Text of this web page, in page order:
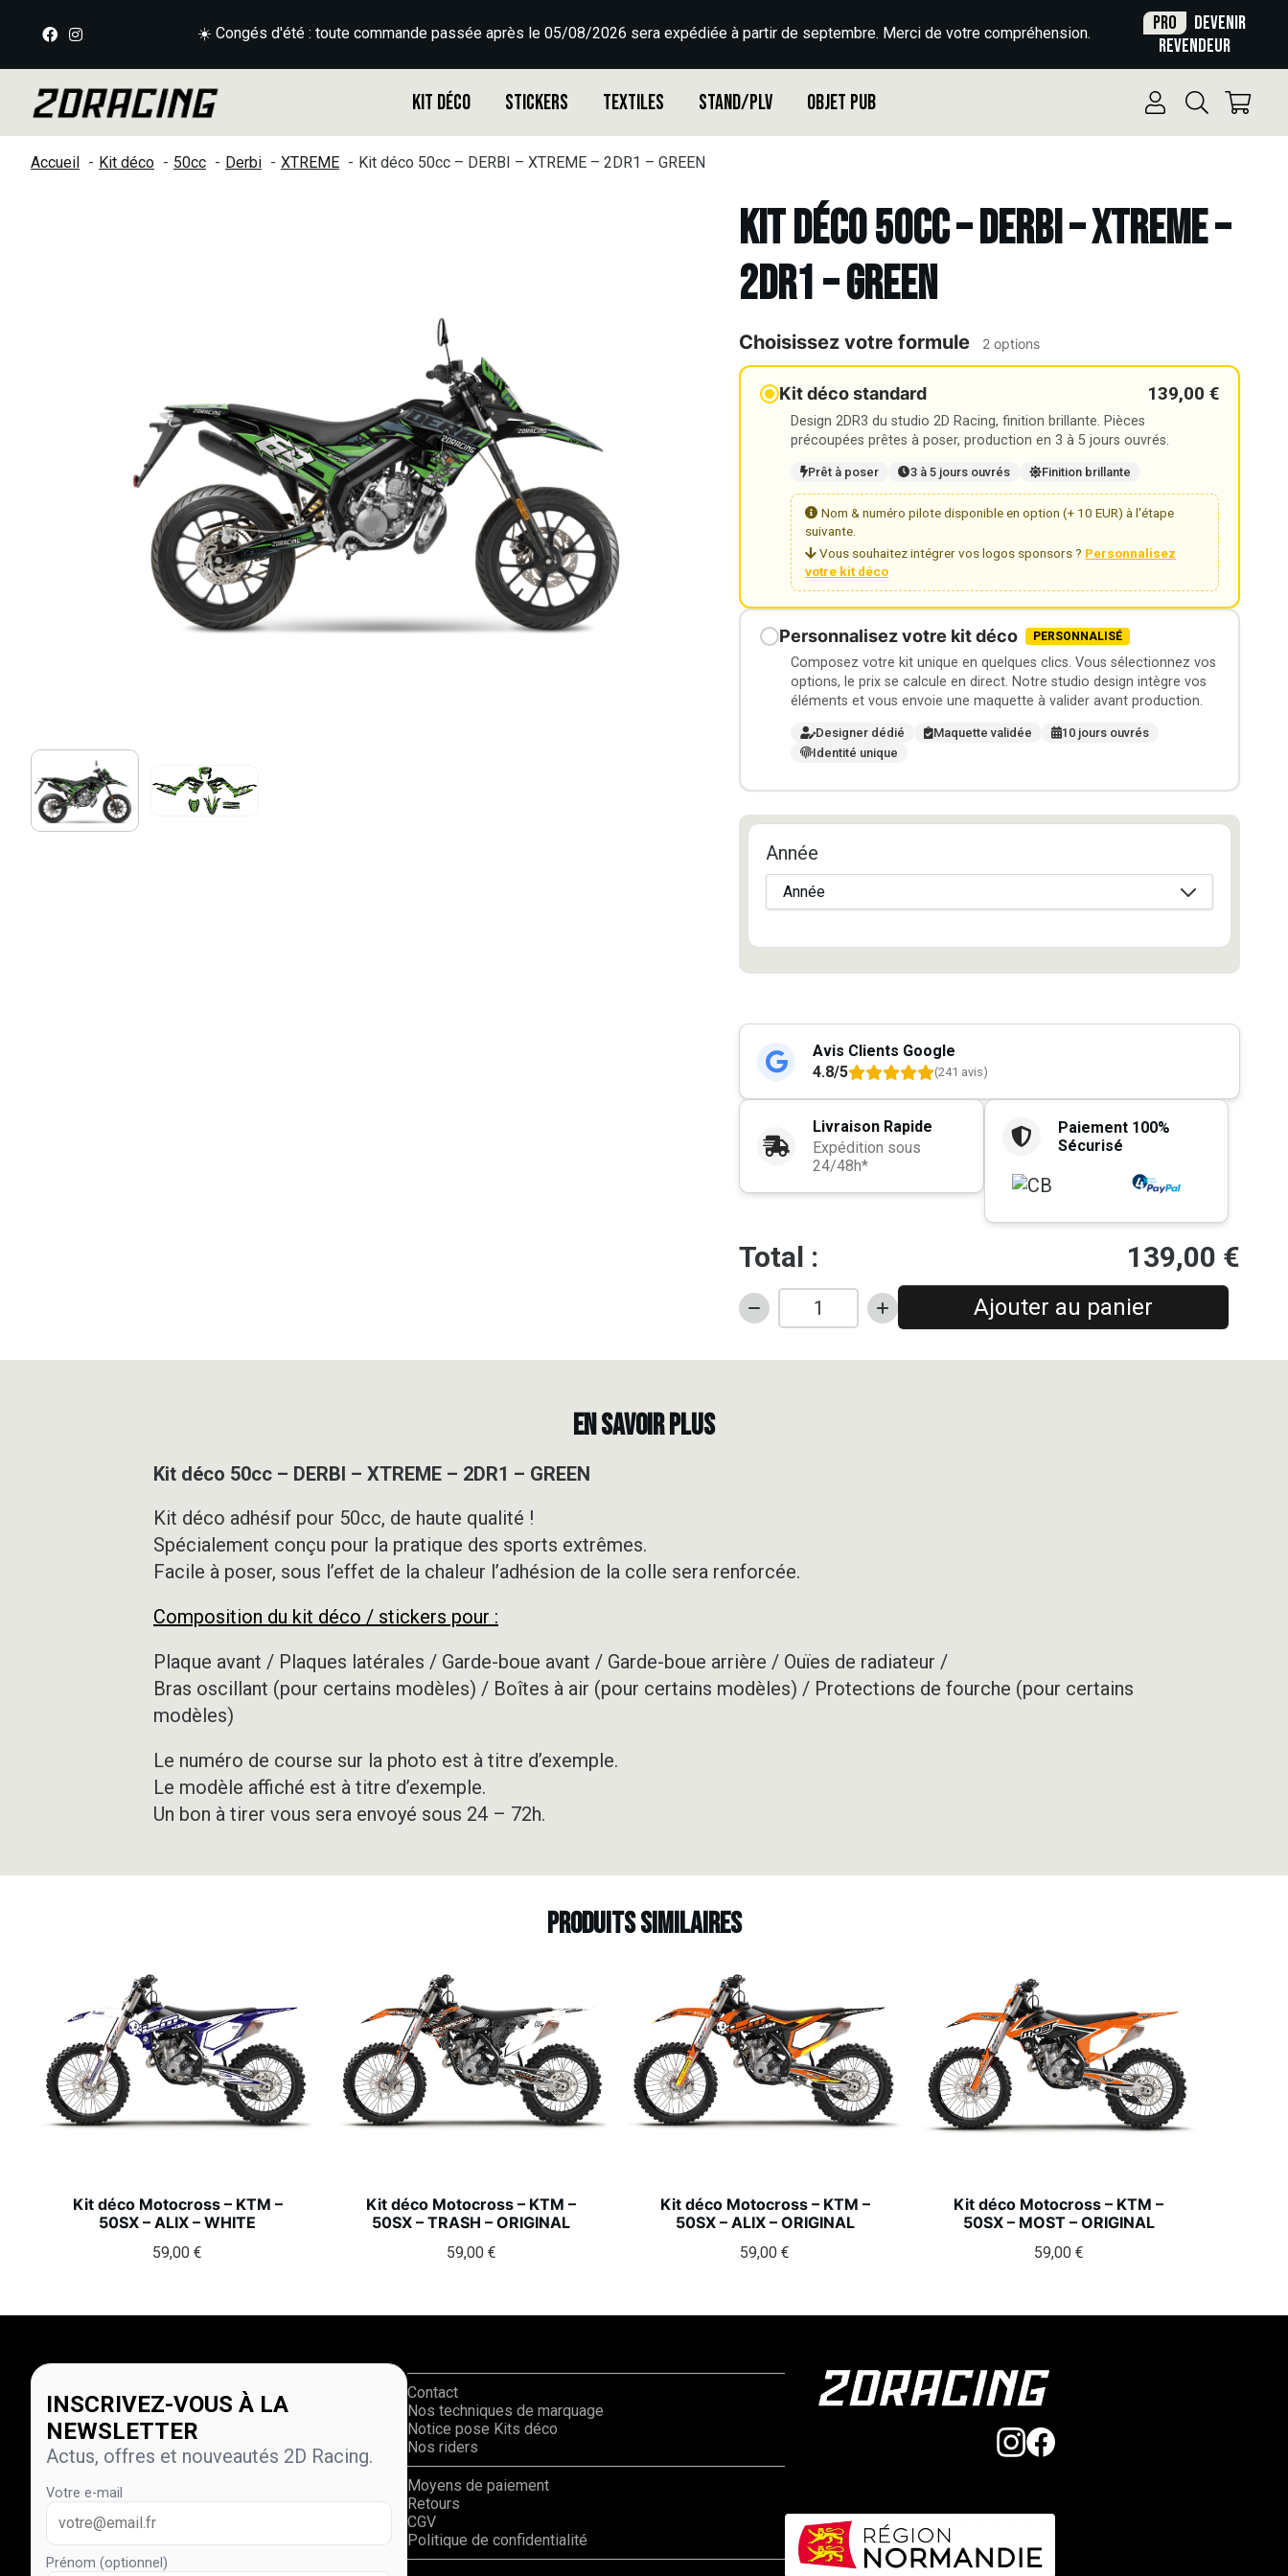
☀️ Congés d'été : toute commande passée après le 05/08/2026 sera expédiée à partir de septembre. Merci de votre compréhension. Pro
Devenir
revendeur
Kit déco Stickers Textiles Stand/PLV Objet Pub
Accueil Kit déco 50cc Derbi XTREME Kit déco 50cc – DERBI – XTREME – 2DR1 – GREEN
Kit déco 50cc – DERBI – XTREME –
2DR1 – GREEN
Choisissez votre formule 2 options
Kit déco standard 139,00 €
Design 2DR3 du studio 2D Racing, finition brillante. Pièces
précoupées prêtes à poser, production en 3 à 5 jours ouvrés.
Prêt à poser 3 à 5 jours ouvrés Finition brillante
Nom & numéro pilote disponible en option (+ 10 EUR) à l'étape
suivante.
Vous souhaitez intégrer vos logos sponsors ? Personnalisez
votre kit déco
Personnalisez votre kit déco PERSONNALISÉ
Composez votre kit unique en quelques clics. Vous sélectionnez vos
options, le prix se calcule en direct. Notre studio design intègre vos
éléments et vous envoie une maquette à valider avant production.
Designer dédié Maquette validée
10 jours ouvrés
Identité unique
Année
Avis Clients Google
4.8/5
(241 avis)
Livraison Rapide
Expédition sous
24/48h*
Paiement 100%
Sécurisé
Total : 139,00 €
quantité
Kit
-
Ajouter au panier
EN SAVOIR PLUS
Kit déco 50cc – DERBI – XTREME – 2DR1 – GREEN
Kit déco adhésif pour 50cc, de haute qualité !
Spécialement conçu pour la pratique des sports extrêmes.
Facile à poser, sous l’effet de la chaleur l’adhésion de la colle sera renforcée.
Composition du kit déco / stickers pour :
Plaque avant / Plaques latérales / Garde-boue avant / Garde-boue arrière / Ouïes de radiateur /
Bras oscillant (pour certains modèles) / Boîtes à air (pour certains modèles) / Protections de fourche (pour certains
modèles)
Le numéro de course sur la photo est à titre d’exemple.
Le modèle affiché est à titre d’exemple.
Un bon à tirer vous sera envoyé sous 24 – 72h.
Produits similaires
Kit déco Motocross – KTM –
50SX – ALIX – WHITE
59,00€
Kit déco Motocross – KTM –
50SX – TRASH – ORIGINAL
59,00 €
Kit déco Motocross – KTM –
50SX – ALIX – ORIGINAL
59,00€
Kit déco Motocross – KTM –
50SX – MOST – ORIGINAL
59,00 €
INSCRIVEZ-VOUS À LA
NEWSLETTER
Actus, offres et nouveautés 2D Racing.
Votre e-mail
Prénom (optionnel)
Contact
Nos techniques de marquage
Notice pose Kits déco
Nos riders
Moyens de paiement
Retours
CGV
Politique de confidentialité